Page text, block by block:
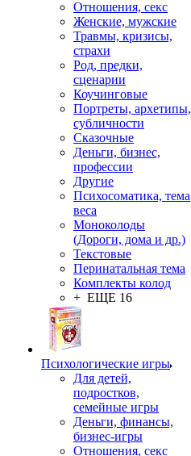
Отношения, секс
Женские, мужские
Травмы, кризисы,
страхи
Род, предки,
сценарии
Коучинговые
Портреты, архетипы,
субличности
Сказочные
Деньги, бизнес,
профессии
Другие
Психосоматика, тема
веса
Моноколоды
(Дороги, дома и др.)
Текстовые
Перинатальная тема
Комплекты колод
+ ЕЩЕ 16
Психологические игры
Для детей,
подростков,
семейные игры
Деньги, финансы,
бизнес-игры
Отношения, секс